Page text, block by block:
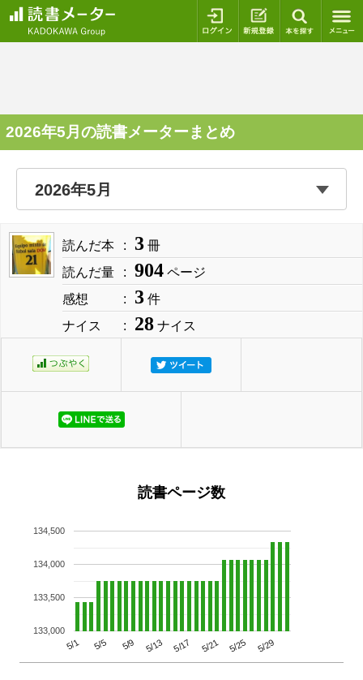
ログイン 新規登録
2026年5月の読書メーターまとめ
読んだ本 3 冊
読んだ量
904 ページ
感想
3 件
ナイス
28 ナイス
読書ページ数
5/1 5/5 5/9 5/13 5/17 5/21 5/25 5/29
133,000
133,500
134,000
134,500